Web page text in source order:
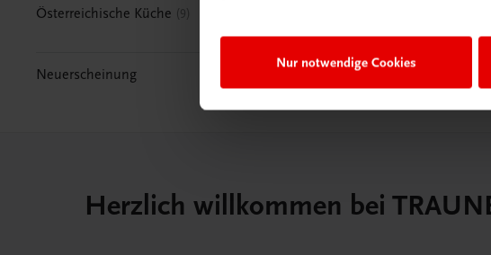
Nur notwendige Cookies
Österreichische Küche 9
Neuerscheinung
Herzlich willkommen bei